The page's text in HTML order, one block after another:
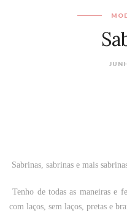
Sabrinas, sabrinas e mais
Tenho de todas as maneiras e
com laços, sem laços, pretas e